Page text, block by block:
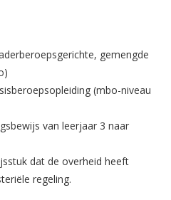
gemengde
(mbo-niveau
van leerjaar 3 naar
dat de overheid heeft
regeling.